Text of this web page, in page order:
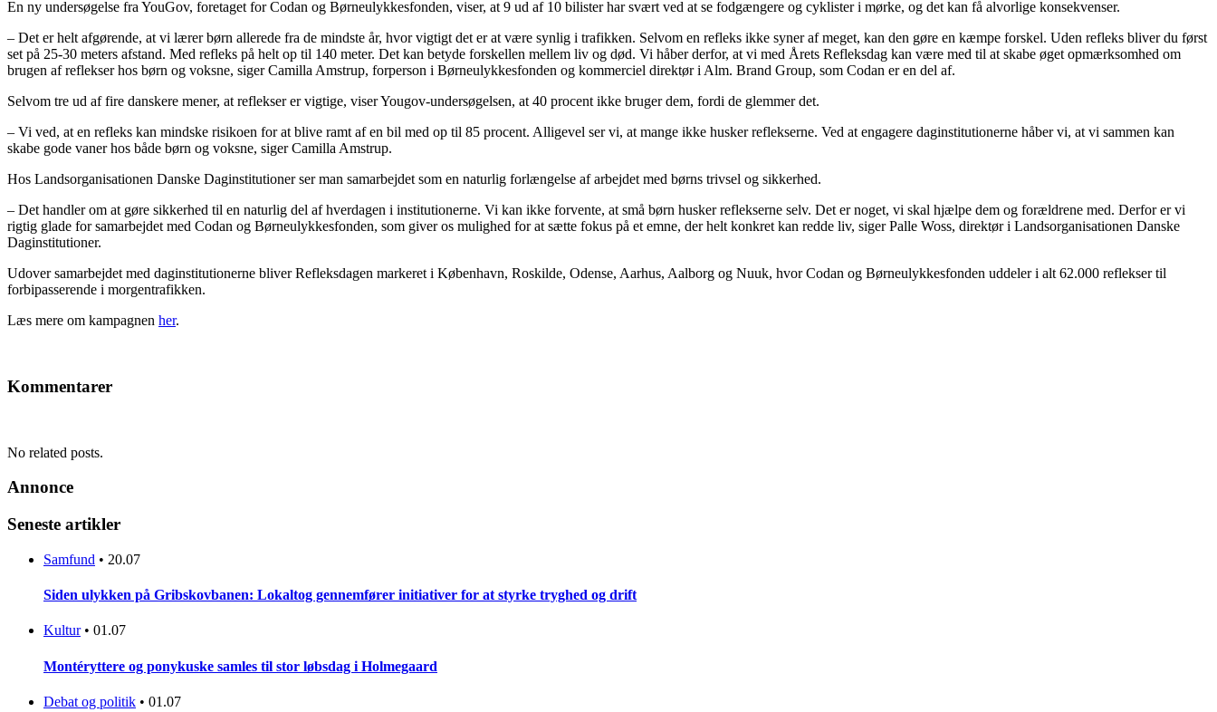
En ny undersøgelse fra YouGov, foretaget for Codan og Børneulykkesfonden, viser, at 9 ud af 10 bilister har svært ved at se fodgængere og cyklister i mørke, og det kan få alvorlige konsekvenser.
– Det er helt afgørende, at vi lærer børn allerede fra de mindste år, hvor vigtigt det er at være synlig i trafikken. Selvom en refleks ikke syner af meget, kan den gøre en kæmpe forskel. Uden refleks bliver du først
set på 25-30 meters afstand. Med refleks på helt op til 140 meter. Det kan betyde forskellen mellem liv og død. Vi håber derfor, at vi med Årets Refleksdag kan være med til at skabe øget opmærksomhed om
brugen af reflekser hos børn og voksne, siger Camilla Amstrup, forperson i Børneulykkesfonden og kommerciel direktør i Alm. Brand Group, som Codan er en del af.
Selvom tre ud af fire danskere mener, at reflekser er vigtige, viser Yougov-undersøgelsen, at 40 procent ikke bruger dem, fordi de glemmer det.
– Vi ved, at en refleks kan mindske risikoen for at blive ramt af en bil med op til 85 procent. Alligevel ser vi, at mange ikke husker reflekserne. Ved at engagere daginstitutionerne håber vi, at vi sammen kan
skabe gode vaner hos både børn og voksne, siger Camilla Amstrup.
Hos Landsorganisationen Danske Daginstitutioner ser man samarbejdet som en naturlig forlængelse af arbejdet med børns trivsel og sikkerhed.
– Det handler om at gøre sikkerhed til en naturlig del af hverdagen i institutionerne. Vi kan ikke forvente, at små børn husker reflekserne selv. Det er noget, vi skal hjælpe dem og forældrene med. Derfor er vi
rigtig glade for samarbejdet med Codan og Børneulykkesfonden, som giver os mulighed for at sætte fokus på et emne, der helt konkret kan redde liv, siger Palle Woss, direktør i Landsorganisationen Danske
Daginstitutioner.
Udover samarbejdet med daginstitutionerne bliver Refleksdagen markeret i København, Roskilde, Odense, Aarhus, Aalborg og Nuuk, hvor Codan og Børneulykkesfonden uddeler i alt 62.000 reflekser til
forbipasserende i morgentrafikken.
Læs mere om kampagnen her.
Kommentarer
No related posts.
Annonce
Seneste artikler
Samfund • 20.07
Siden ulykken på Gribskovbanen: Lokaltog gennemfører initiativer for at styrke tryghed og drift
Kultur • 01.07
Montéryttere og ponykuske samles til stor løbsdag i Holmegaard
Debat og politik • 01.07